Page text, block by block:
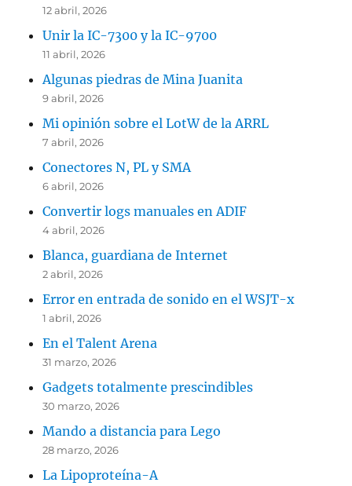
12 abril, 2026
Unir la IC-7300 y la IC-9700
11 abril, 2026
Algunas piedras de Mina Juanita
9 abril, 2026
Mi opinión sobre el LotW de la ARRL
7 abril, 2026
Conectores N, PL y SMA
6 abril, 2026
Convertir logs manuales en ADIF
4 abril, 2026
Blanca, guardiana de Internet
2 abril, 2026
Error en entrada de sonido en el WSJT-x
1 abril, 2026
En el Talent Arena
31 marzo, 2026
Gadgets totalmente prescindibles
30 marzo, 2026
Mando a distancia para Lego
28 marzo, 2026
La Lipoproteína-A